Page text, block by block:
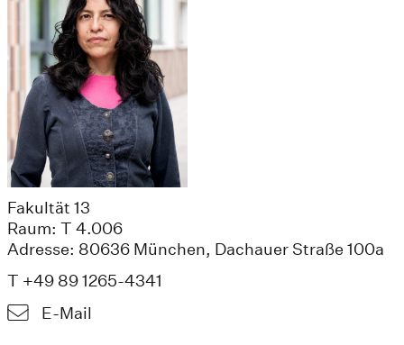
Fakultät 13
Raum: T 4.006
Adresse: 80636 München, Dachauer Straße 100a
T +49 89 1265-4341
E-Mail